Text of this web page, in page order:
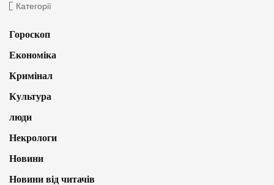
Категорії
Гороскоп
Економіка
Кримінал
Культура
люди
Некрологи
Новини
Новини від читачів